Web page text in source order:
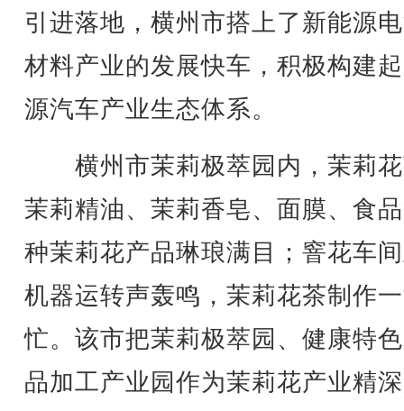
引进落地，横州市搭上了新能源
材料产业的发展快车，积极构建
源汽车产业生态体系。
横州市茉莉极萃园内，茉莉
茉莉精油、茉莉香皂、面膜、食
种茉莉花产品琳琅满目；窨花车
机器运转声轰鸣，茉莉花茶制作
忙。该市把茉莉极萃园、健康特
品加工产业园作为茉莉花产业精